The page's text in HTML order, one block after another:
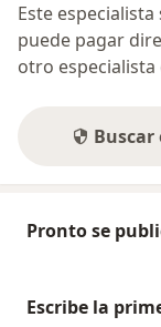
Este
puede pagar
otro
Buscar
Pronto se
Escribe la